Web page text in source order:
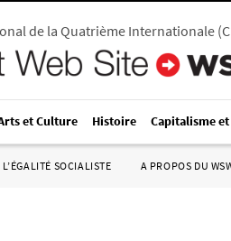
de la Quatrième Internationale(
et Culture Histoire Capitalisme
SOCIALISTE A PROPOS DU